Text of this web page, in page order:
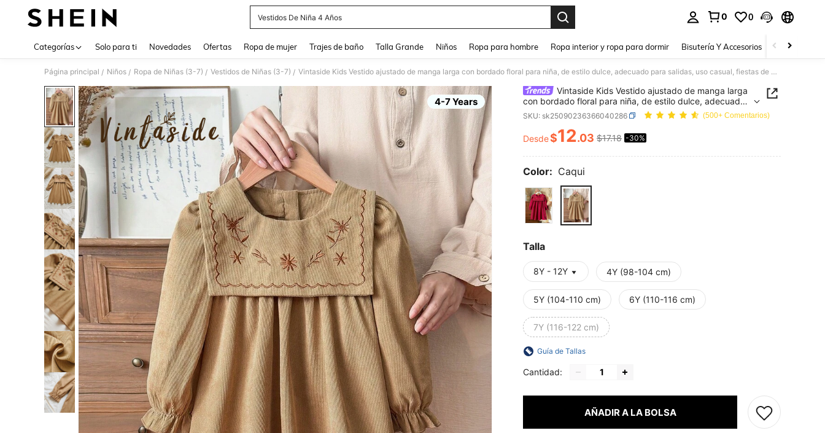
Vestidos De Niña 4 Años
0 0
Categorías Solo para ti Novedades Ofertas Ropa de mujer Trajes de baño Talla Grande Niños Ropa para hombre Ropa interior y ropa para dormir Bisutería Y Accesorios Zapatos
Página principal / Niños / Ropa de Niñas (3-7) / Vestidos de Niñas (3-7) / Vintaside Kids Vestido ajustado de manga larga con bordado floral para niña, de estilo dulce, adecuado para salidas, uso casual, fiestas de cumpleaños, festivales y celebraciones, primavera/otoño
4-7 Years
Vintaside Kids Vestido ajustado de manga larga
con bordado floral para niña, de estilo dulce, adecuado
para salidas, uso casual, fiestas de cumpleaños,
festivales y celebraciones, primavera/otoño
SKU: sk25090236366040286 (500+ Comentarios)
PRICE AND AVAILABILITY
Desde$12.03 $17.18 -30%
Color: Caqui
Talla
8Y - 12Y 4Y (98-104 cm)
5Y (104-110 cm) 6Y (110-116 cm)
7Y (116-122 cm)
Guía de Tallas
Cantidad:
AÑADIR A LA BOLSA